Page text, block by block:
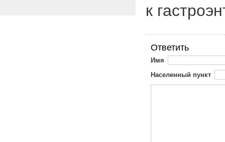
к
Ответить
Имя
Населенный пункт